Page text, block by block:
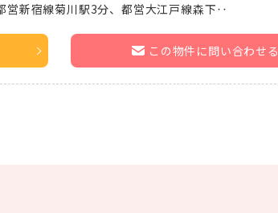
営新宿線菊川駅3分、都営大江戸線森下‥
この物件に問い合わせる